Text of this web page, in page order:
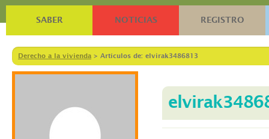
SABER NOTICIAS REGISTRO
Derecho a la vivienda > Artículos de: elvirak3486813